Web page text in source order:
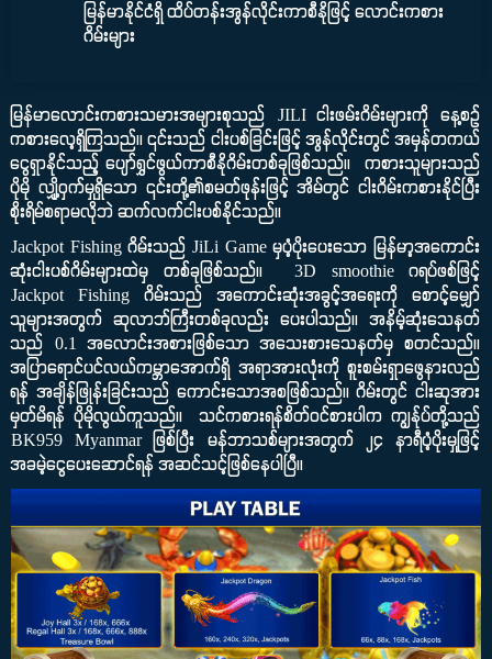
မြန်မာနိုင်ငံရှိ ထိပ်တန်းအွန်လိုင်းကာစီနိုဖြင့် လောင်းကစား
ဂိမ်းများ
မြန်မာလောင်းကစားသမားအများစုသည် JILI ငါးဖမ်းဂိမ်းများကို နေ့စဉ်
ကစားလေ့ရှိကြသည်။ ၎င်းသည် ငါးပစ်ခြင်းဖြင့် အွန်လိုင်းတွင် အမှန်တကယ်
ငွေရှာနိုင်သည့် ပျော်ရွှင်ဖွယ်ကာစီနိုဂိမ်းတစ်ခုဖြစ်သည်။ ကစားသူများသည်
ပိုမို လျှို့ဝှက်မှုရှိသော ၎င်းတို့၏စမတ်ဖုန်းဖြင့် အိမ်တွင် ငါးဂိမ်းကစားနိုင်ပြီး
စိုးရိမ်စရာမလိုဘဲ ဆက်လက်ငါးပစ်နိုင်သည်။
Jackpot Fishing ဂိမ်းသည် JiLi Game မှပံ့ပိုးပေးသော မြန်မာ့အကောင်း
ဆုံးငါးပစ်ဂိမ်းများထဲမှ တစ်ခုဖြစ်သည်။ 3D smoothie ဂရပ်ဖစ်ဖြင့်
Jackpot Fishing ဂိမ်းသည် အကောင်းဆုံးအခွင့်အရေးကို စောင့်မျှော်
သူများအတွက် ဆုလာဘ်ကြီးတစ်ခုလည်း ပေးပါသည်။ အနိမ့်ဆုံးသေနတ်
သည် 0.1 အလောင်းအစားဖြစ်သော အသေးစားသေနတ်မှ စတင်သည်။
အပြာရောင်ပင်လယ်ကမ္ဘာအောက်ရှိ အရာအားလုံးကို စူးစမ်းရှာဖွေနားလည်
ရန် အချိန်ဖြုန်းခြင်းသည် ကောင်းသောအစဖြစ်သည်။ ဂိမ်းတွင် ငါးဆုအား
မှတ်မိရန် ပိုမိုလွယ်ကူသည်။ သင်ကစားရန်စိတ်ဝင်စားပါက ကျွန်ုပ်တို့သည်
BK959 Myanmar ဖြစ်ပြီး မန်ဘာသစ်များအတွက် ၂၄ နာရီပံ့ပိုးမှုဖြင့်
အခမဲ့ငွေပေးဆောင်ရန် အဆင်သင့်ဖြစ်နေပါပြီ။